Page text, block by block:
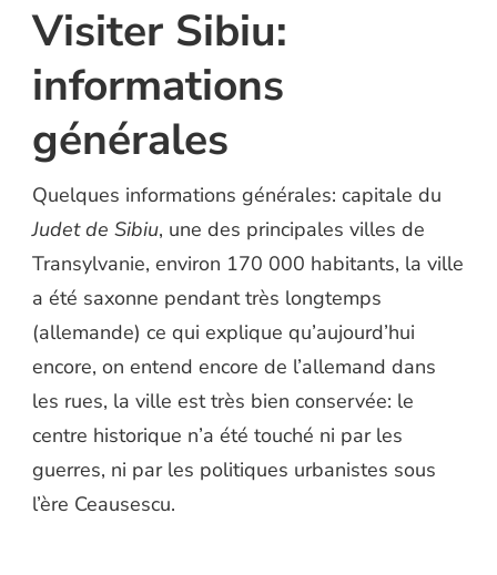
Visiter Sibiu:
informations
générales
Quelques informations générales: capitale du
Judet de Sibiu, une des principales villes de
Transylvanie, environ 170 000 habitants, la ville
a été saxonne pendant très longtemps
(allemande) ce qui explique qu’aujourd’hui
encore, on entend encore de l’allemand dans
les rues, la ville est très bien conservée: le
centre historique n’a été touché ni par les
guerres, ni par les politiques urbanistes sous
l’ère Ceausescu.